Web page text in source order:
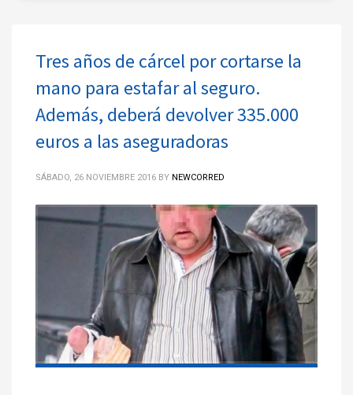
Tres años de cárcel por cortarse la
mano para estafar al seguro.
Además, deberá devolver 335.000
euros a las aseguradoras
SÁBADO, 26 NOVIEMBRE 2016 BY NEWCORRED